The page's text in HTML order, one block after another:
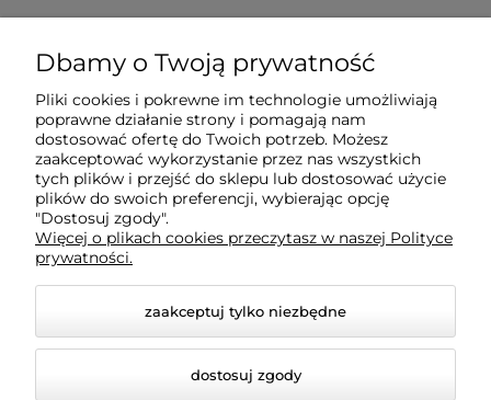
Dla klientów
Informacje
O firmie
Dbamy o Twoją prywatność
Pliki cookies i pokrewne im technologie umożliwiają
poprawne działanie strony i pomagają nam
dostosować ofertę do Twoich potrzeb. Możesz
zaakceptować wykorzystanie przez nas wszystkich
tych plików i przejść do sklepu lub dostosować użycie
plików do swoich preferencji, wybierając opcję
"Dostosuj zgody".
Więcej o plikach cookies przeczytasz w naszej Polityce
prywatności.
zaakceptuj tylko niezbędne
dostosuj zgody